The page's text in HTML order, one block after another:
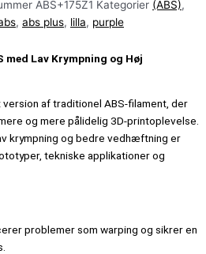
ABS+175Z1 Kategorier (ABS),
, abs plus, lilla, purple
med Lav Krympning og Høj
af traditionel ABS-filament, der
og mere pålidelig 3D-printoplevelse.
krympning og bedre vedhæftning er
tekniske applikationer og
problemer som warping og sikrer en